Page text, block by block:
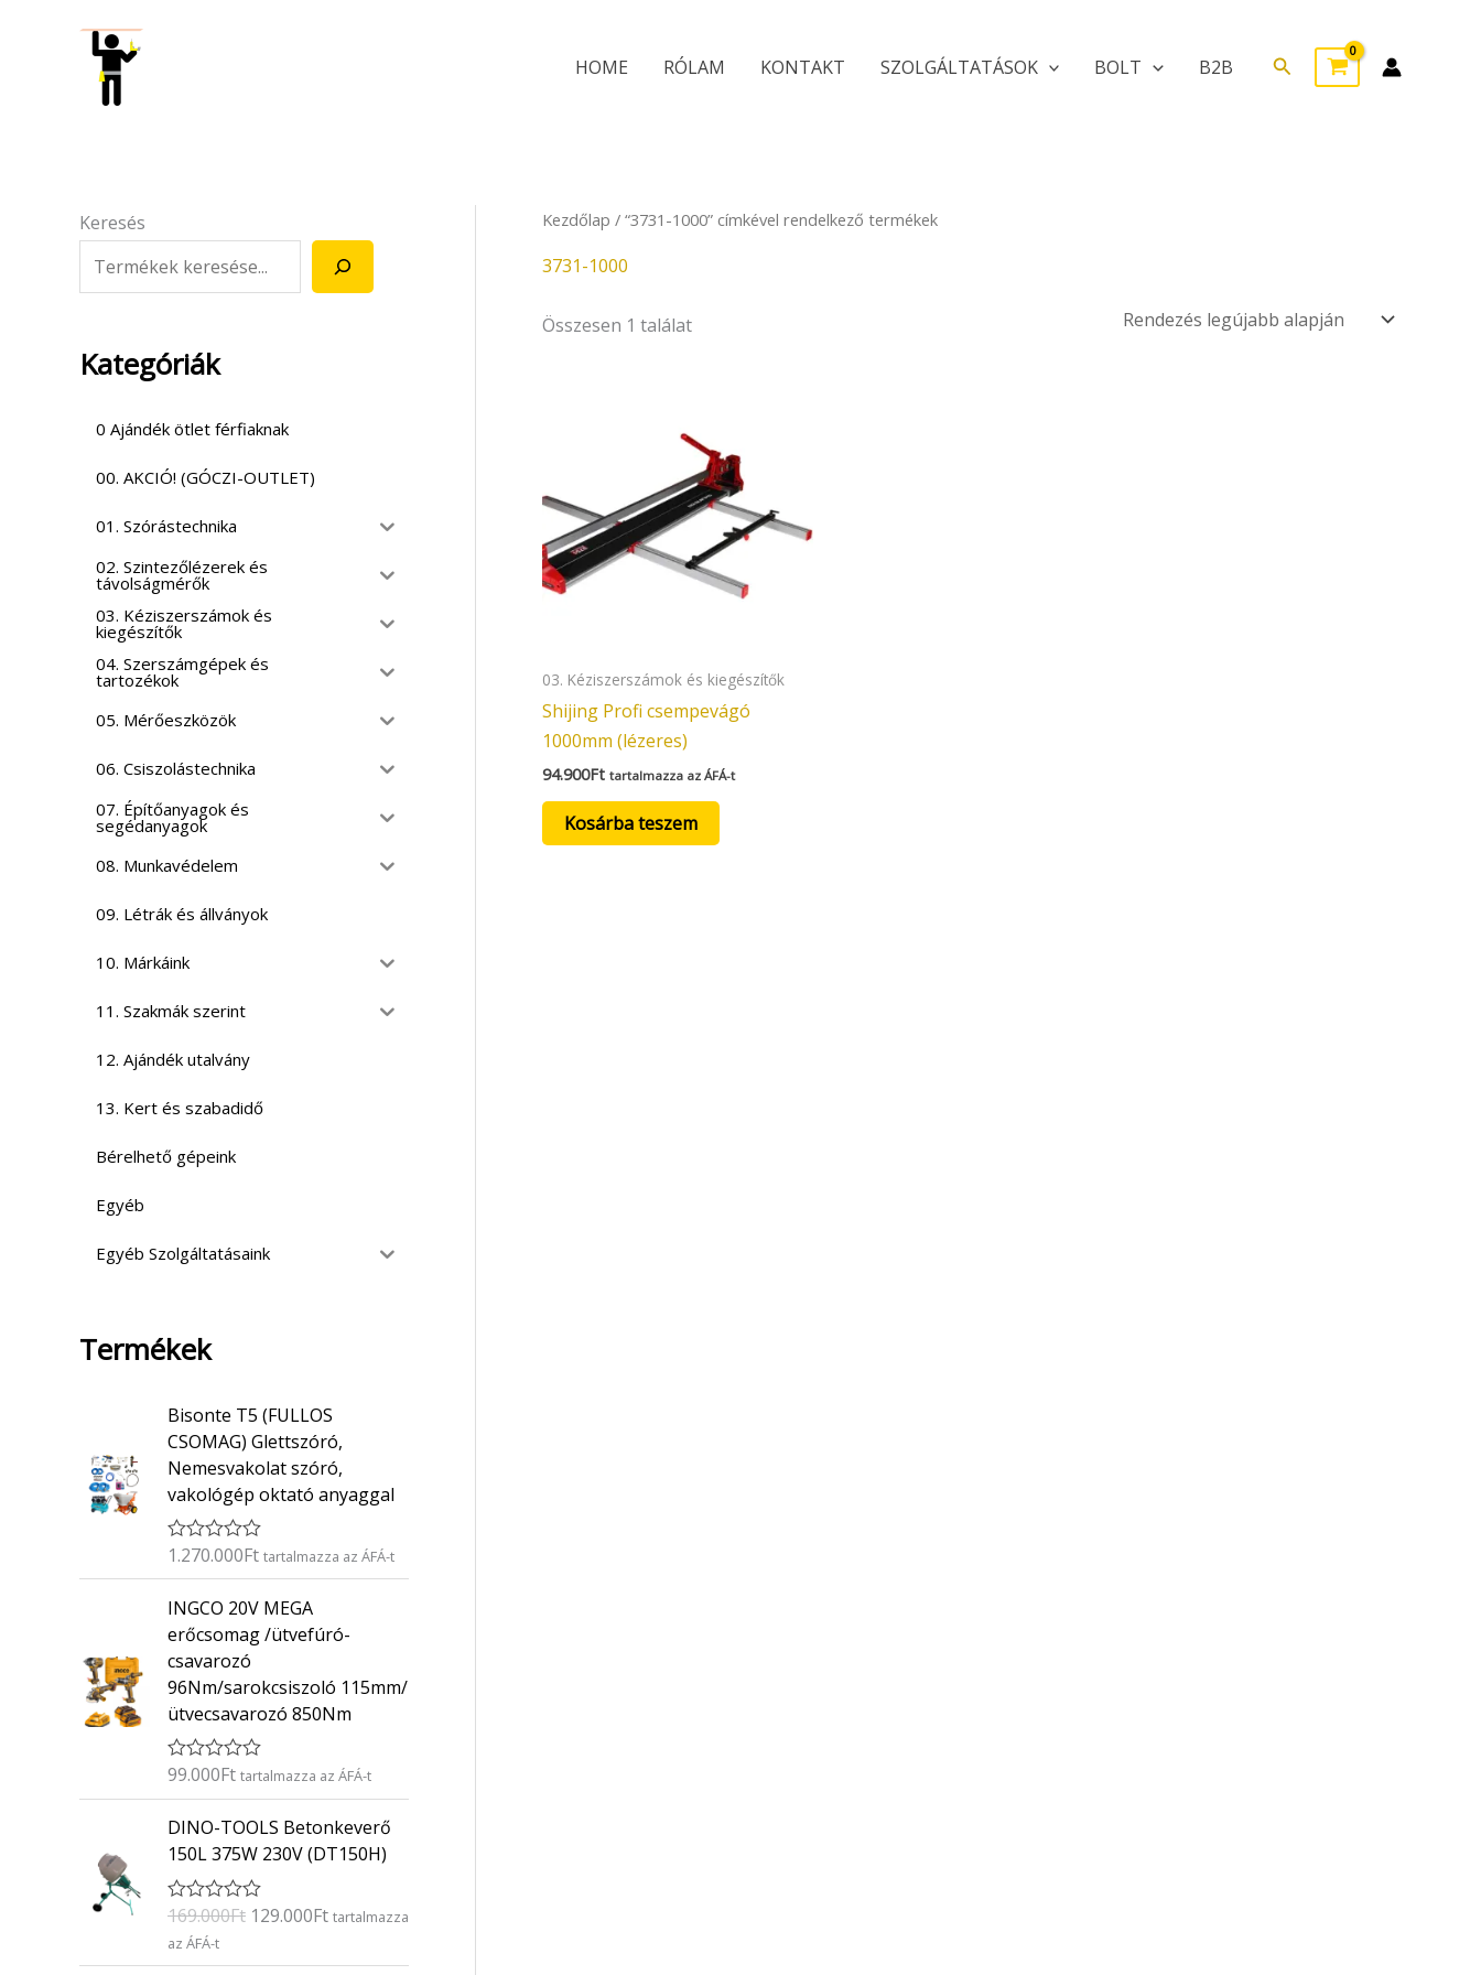
HOME RÓLAM KONTAKT SZOLGÁLTATÁSOK BOLT B2B Search
Keresés
Kategóriák
0 Ajándék ötlet férfiaknak
00. AKCIÓ! (GÓCZI-OUTLET)
01. Szórástechnika
02. Szintezőlézerek és
távolságmérők
03. Kéziszerszámok és
kiegészítők
04. Szerszámgépek és
tartozékok
05. Mérőeszközök
06. Csiszolástechnika
07. Építőanyagok és
segédanyagok
08. Munkavédelem
09. Létrák és állványok
10. Márkáink
11. Szakmák szerint
12. Ajándék utalvány
13. Kert és szabadidő
Bérelhető gépeink
Egyéb
Egyéb Szolgáltatásaink
Termékek
Bisonte T5 (FULLOS
CSOMAG) Glettszóró,
Nemesvakolat szóró,
vakológép oktató anyaggal
É
é
e
l
é
s
:
/
5
1.270.000Ft tartalmazza az ÁFÁ-t
INGCO 20V MEGA
erőcsomag /ütvefúró-
csavarozó
96Nm/sarokcsiszoló 115mm/
ütvecsavarozó 850Nm
É
é
k
e
é
s
0
/
99.000Ft tartalmazza az ÁFÁ-t
DINO-TOOLS Betonkeverő
150L 375W 230V (DT150H)
É
t
é
169.000Ft
O
r
g
129.000Ft
C
u
etartalmazza
az ÁFÁ-t
Kezdőlap / “3731-1000” címkével rendelkező termékek
3731-1000
Összesen 1 találat
03. Kéziszerszámok és kiegészítők
Shijing Profi csempevágó
1000mm (lézeres)
94.900Ft tartalmazza az ÁFÁ-t
Kosárba teszem